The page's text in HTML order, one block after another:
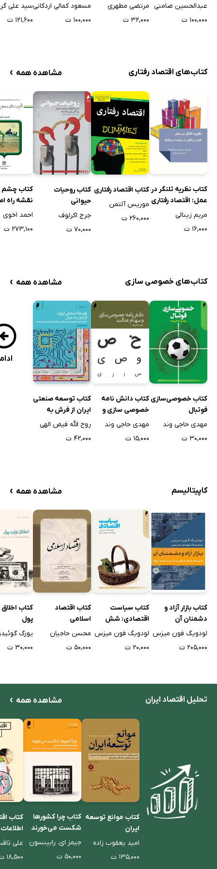
عبدالحسین ضامنی
۱۰۰,۰۰۰ ت
مرتضی مطهری
۳۲,۰۰۰ ت
صادرات، واردات و
مسعود کمالی اردکانی
۱۰۰,۰۰۰ ت
سید علی
۱۲۱,۶۰۰ ت
کتاب‌های اقتصاد رفتاری مشاهده همه ›
کتاب نظریه تلنگر در
عمل: اقتصاد رفتاری
در سیاست و بازارها
مریم زینالی
۱۶,۰۰۰ ت
کتاب اقتصاد رفتاری
موریس آلتمن
۲۶۰,۰۰۰ ت
کتاب روحیات
حیوانی
جرج اکرلوف
۷۰,۰۰۰ ت
کتاب چشم
نقشه راه
الگوی
احمد اخوی
۲۷۳,۱۰۰ ت
کتاب‌های خصوصی سازی مشاهده همه ›
کتاب خصوصی‌سازی
فوتبال
مهدی حاجی وند
۳۰,۰۰۰ ت
کتاب دانش نامه
خصوصی سازی و
سهام عدالت
مهدی حاجی وند
۱۵,۰۰۰ ت
کتاب توسعه صنعتی
ایران از فرش به
عرش
روح الله فیض الهی
۴۲,۰۰۰ ت
کاپیتالیسم مشاهده همه ›
کتاب بازار آزاد و
دشمنان آن
لودویگ فون میزس
۲۰۵,۰۰۰ ت
کتاب سیاست
اقتصادی: شش
گفتار درباره
کاپیتالیسم، اقتصاد
لودویگ فون میزس
۲۰,۰۰۰ ت
کتاب اقتصاد
اسلامی
محسن حاجیان
۵۰,۰۰۰ ت
کتاب اخلاق
پول
۳۰,۰۰۰ ت
تحلیل اقتصاد ایران مشاهده همه ›
کتاب موانع توسعه
ایران
امید یعقوب زاده
۱۳۵,۰۰۰ ت
کتاب چرا کشورها
شکست می‌خورند
جیمز ای. رابینسون
۵۰,۰۰۰ ت
کتاب
اطلاعات
علی
۱۸,۵۰۰ ت